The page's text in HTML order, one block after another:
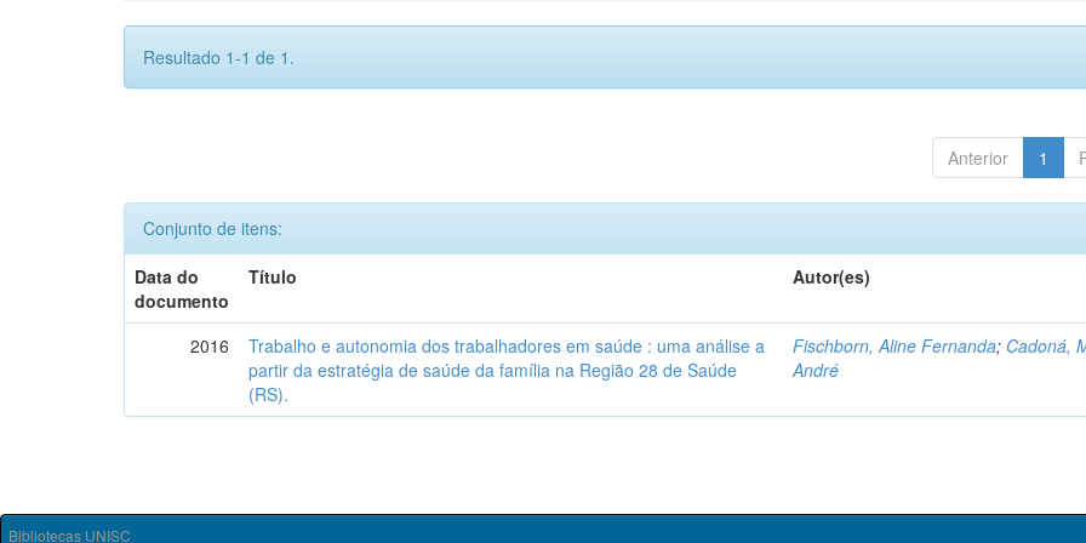
Resultado 1-1 de 1.
Anterior 1
Conjunto de itens:
Data do
documento
Título Autor(es)
2016
Trabalho e autonomia dos trabalhadores em saúde : uma análise a
partir da estratégia de saúde da família na Região 28 de Saúde
(RS).
Fischborn, Aline Fernanda; Cadoná,
André
Bibliotecas UNISC